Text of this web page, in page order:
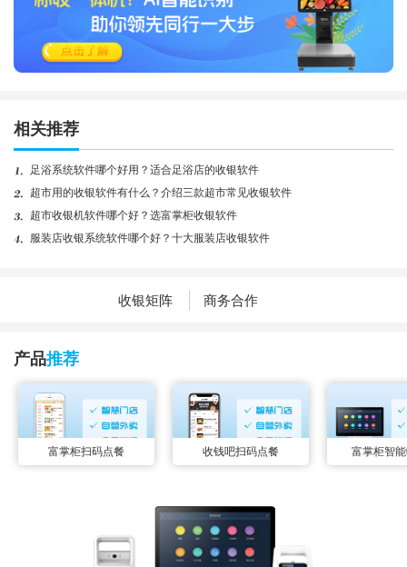
相关推荐
足浴系统软件哪个好用？适合足浴店的收银软件
超市用的收银软件有什么？介绍三款超市常见收银软件
超市收银机软件哪个好？选富掌柜收银软件
服装店收银系统软件哪个好？十大服装店收银软件
收银矩阵 商务合作
产品推荐
富掌柜扫码点餐 收钱吧扫码点餐 富掌柜智